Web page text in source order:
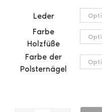
Leder
Farbe
Holzfüße
Farbe der
Polsternägel